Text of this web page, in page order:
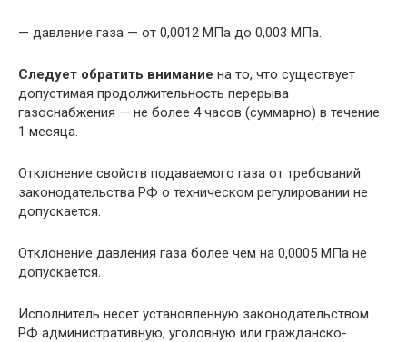
— давление газа — от 0,0012 МПа до 0,003 МПа.
Следует обратить внимание на то, что существует
допустимая продолжительность перерыва
газоснабжения — не более 4 часов (суммарно) в течение
1 месяца.
Отклонение свойств подаваемого газа от требований
законодательства РФ о техническом регулировании не
допускается.
Отклонение давления газа более чем на 0,0005 МПа не
допускается.
Исполнитель несет установленную законодательством
РФ административную, уголовную или гражданско-